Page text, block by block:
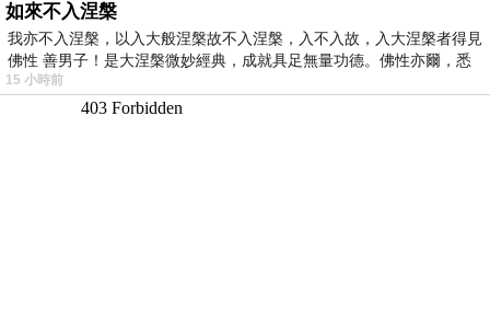
如來不入涅槃
我亦不入涅槃，以入大般涅槃故不入涅槃，入不入故，入大涅槃者得見
佛性 善男子！是大涅槃微妙經典，成就具足無量功德。佛性亦爾，悉
15 小時前